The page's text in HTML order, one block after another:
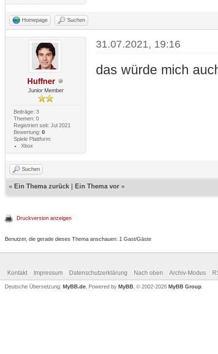
Homepage Suchen
Huffner
Junior Member
Beiträge: 3
Themen: 0
Registriert seit: Jul 2021
Bewertung: 0
Spiele Plattform:
Xbox
31.07.2021, 19:16
das würde mich
Suchen
« Ein Thema zurück Ein Thema vor »
Druckversion anzeigen
Benutzer, die gerade dieses Thema anschauen: 1 Gast/Gäste
Kontakt Impressum Datenschutzerklärung Nach oben Archiv-Modus
Deutsche Übersetzung: MyBB.de , Powered by MyBB , © 2002-2026 MyBB Group